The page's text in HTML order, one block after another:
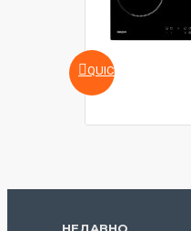
QUICKVIEW